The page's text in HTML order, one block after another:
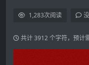
1,283次阅读
共计 3912 个字符，预计